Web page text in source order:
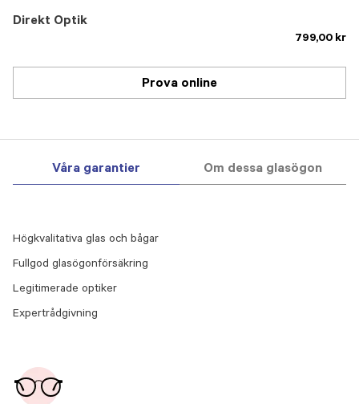
Direkt Optik
799,00 kr
Prova online
Våra garantier Om dessa glasögon
Högkvalitativa glas och bågar
Fullgod glasögonförsäkring
Legitimerade optiker
Expertrådgivning